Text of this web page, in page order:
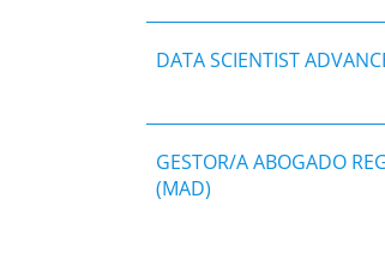
DATA SCIENTIST
GESTOR/A ABOGADO
(MAD)